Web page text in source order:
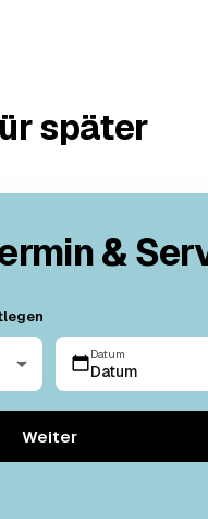
später
&
Datum
Datum
Weiter